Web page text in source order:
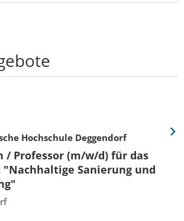
Hochschule Deggendorf
/ Professor (m/w/d) für das
"Nachhaltige Sanierung und
Eine